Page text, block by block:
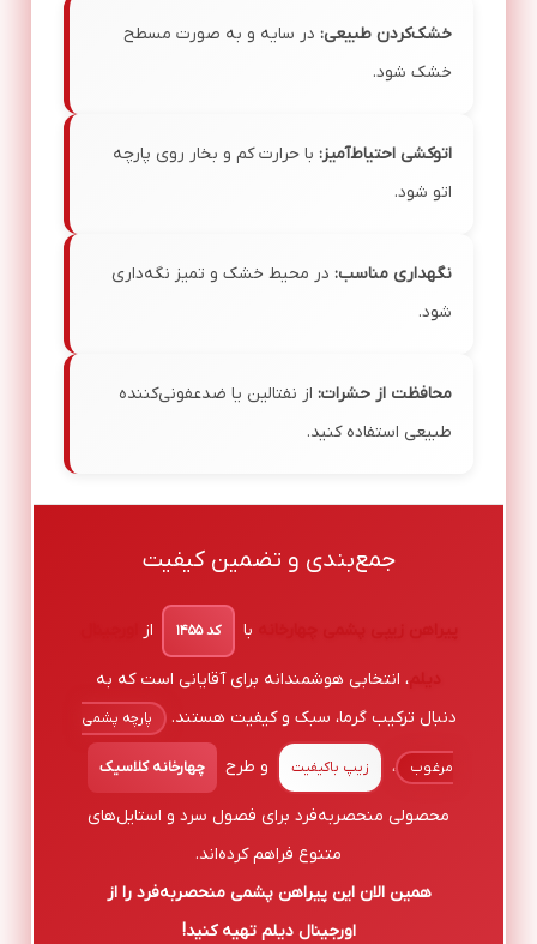
خشک‌کردن طبیعی: در سایه و به صورت مسطح
خشک شود.
اتوکشی احتیاط‌آمیز: با حرارت کم و بخار روی پارچه
اتو شود.
نگهداری مناسب: در محیط خشک و تمیز نگه‌داری
شود.
محافظت از حشرات: از نفتالین یا ضدعفونی‌کننده
طبیعی استفاده کنید.
جمع‌بندی و تضمین کیفیت
با کد ۱۴۵۵ از
، انتخابی هوشمندانه برای آقایانی است که به
دنبال ترکیب گرما، سبک و کیفیت هستند.
پارچه پشمی
مرغوب ، زیپ باکیفیت و طرح چهارخانه کلاسیک
محصولی منحصربه‌فرد برای فصول سرد و استایل‌های
متنوع فراهم کرده‌اند.
همین الان این پیراهن پشمی منحصربه‌فرد را از
اورجینال دیلم تهیه کنید!